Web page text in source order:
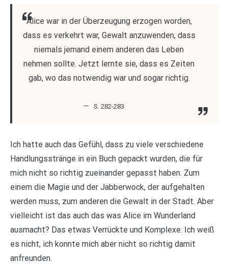
Alice war in der Überzeugung erzogen worden,
dass es verkehrt war, Gewalt anzuwenden, dass
niemals jemand einem anderen das Leben
nehmen sollte. Jetzt lernte sie, dass es Zeiten
gab, wo das notwendig war und sogar richtig.
S. 282-283
Ich hatte auch das Gefühl, dass zu viele verschiedene
Handlungsstränge in ein Buch gepackt wurden, die für
mich nicht so richtig zueinander gepasst haben. Zum
einem die Magie und der Jabberwock, der aufgehalten
werden muss, zum anderen die Gewalt in der Stadt. Aber
vielleicht ist das auch das was Alice im Wunderland
ausmacht? Das etwas Verrückte und Komplexe. Ich weiß
es nicht, ich konnte mich aber nicht so richtig damit
anfreunden.